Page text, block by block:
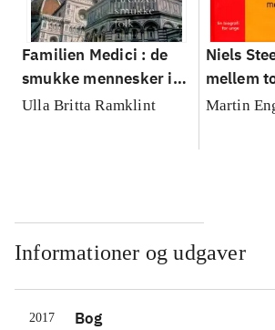
Familien Medici : de
smukke mennesker i
Firenze
Ulla Britta Ramklint
Niels
mellem
en
Martin
Informationer og udgaver
2017 Bog